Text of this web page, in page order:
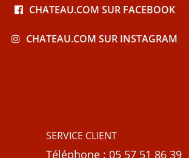
CHATEAU.COM SUR FACEBOOK
CHATEAU.COM SUR INSTAGRAM
SERVICE CLIENT
Téléphone : 05 57 51 86 39